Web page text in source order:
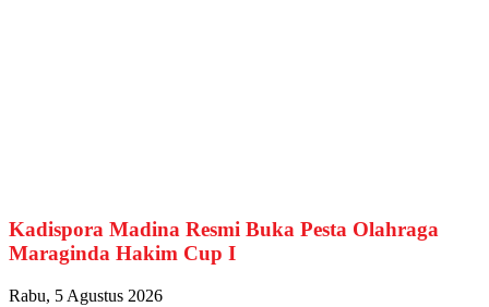
Kadispora Madina Resmi Buka Pesta Olahraga
Maraginda Hakim Cup I
Rabu, 5 Agustus 2026